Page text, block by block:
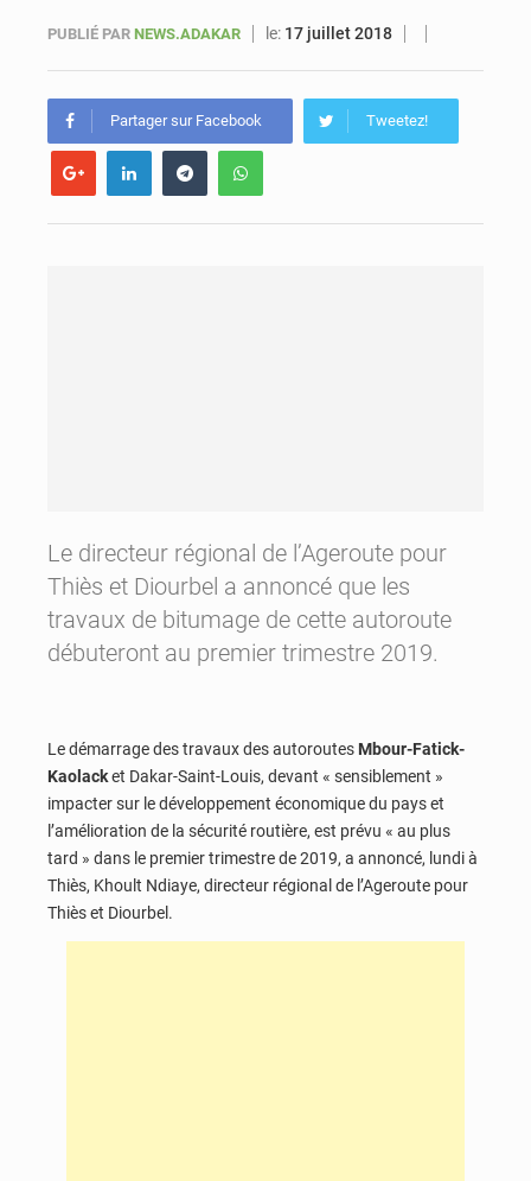
PUBLIÉ PAR NEWS.ADAKAR le: 17 juillet 2018
Partager sur Facebook Tweetez!
Le directeur régional de l’Ageroute pour
Thiès et Diourbel a annoncé que les
travaux de bitumage de cette autoroute
débuteront au premier trimestre 2019.
Le démarrage des travaux des autoroutes Mbour-Fatick-
Kaolacket Dakar-Saint-Louis, devant « sensiblement »
impacter sur le développement économique du pays et
l’amélioration de la sécurité routière, est prévu « au plus
tard » dans le premier trimestre de 2019, a annoncé, lundi à
Thiès, Khoult Ndiaye, directeur régional de l’Ageroute pour
Thiès et Diourbel.